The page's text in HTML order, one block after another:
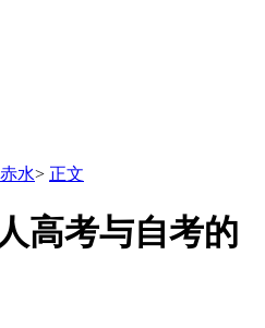
赤水> 正文
高考与自考的